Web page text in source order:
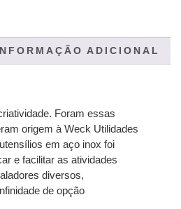
ADICIONAL
Foram essas
origem à Weck Utilidades
em aço inox foi
e facilitar as atividades
diversos,
de opção